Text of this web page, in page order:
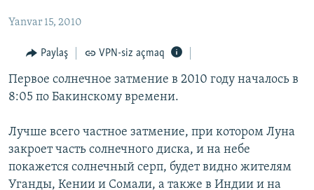
qayıt
#ƏSLINDƏ
FƏRQƏ BAX
QANUNI DOĞRU
ARAŞDIRMA
MULTIMEDIA
VIDEO
FOTOQALEREYA
RADIO ARXIV
OXU ZALI
HAQQIMIZDA
Yanvar 15, 2010
Paylaş VPN-siz açmaq
Первое солнечное затмение в 2010 году началось в
8:05 по Бакинскому времени.
Лучше всего частное затмение, при котором Луна
закроет часть солнечного диска, и на небе
покажется солнечный серп, будет видно жителям
Уганды, Кении и Сомали, а также в Индии и на